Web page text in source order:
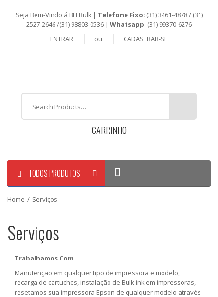
Seja Bem-Vindo á BH Bulk | Telefone Fixo: (31) 3461-4878 / (31)
2527-2646 /(31) 98803-0536 | Whatsapp: (31) 99370-6276
ENTRAR
ou CADASTRAR-SE
CARRINHO
TODOS PRODUTOS
Home / Serviços
Serviços
Trabalhamos Com
Manutenção em qualquer tipo de impressora e modelo,
recarga de cartuchos, instalação de Bulk ink em impressoras,
resetamos sua impressora Epson de qualquer modelo através